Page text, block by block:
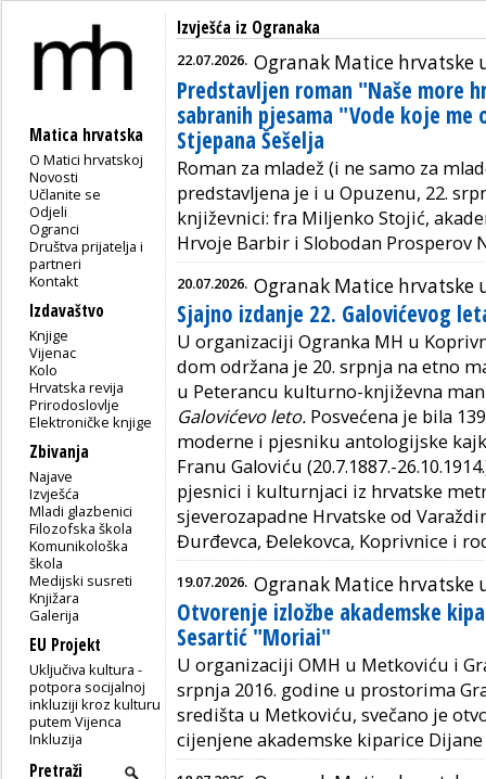
Matica hrvatska
O Matici hrvatskoj
Novosti
Učlanite se
Odjeli
Ogranci
Društva prijatelja i
partneri
Kontakt
Izdavaštvo
Knjige
Vijenac
Kolo
Hrvatska revija
Prirodoslovlje
Elektroničke knjige
Zbivanja
Najave
Izvješća
Mladi glazbenici
Filozofska škola
Komunikološka
škola
Medijski susreti
Knjižara
Galerija
EU Projekt
Uključiva kultura -
potpora socijalnoj
inkluziji kroz kulturu
putem Vijenca
Inkluzija
Izvješća iz Ogranaka
22.07.2026. Ogranak Matice hrvatske
Predstavljen roman "Naše more
sabranih pjesama "Vode koje me
Stjepana Šešelja
Roman za mladež (i ne samo za
predstavljena je i u Opuzenu, 22.
književnici: fra Miljenko Stojić,
Hrvoje Barbir i Slobodan Prosperov
20.07.2026. Ogranak Matice hrvatske
Sjajno izdanje 22. Galovićevog
U organizaciji Ogranka MH u
dom održana je 20. srpnja na etno
u Peterancu kulturno-književna
Galovićevo leto. Posvećena je bila
moderne i pjesniku antologijske
Franu Galoviću (20.7.1887.-
pjesnici i kulturnjaci iz hrvatske
sjeverozapadne Hrvatske od
Đurđevca, Đelekovca, Koprivnice i
19.07.2026. Ogranak Matice hrvatske
Otvorenje izložbe akademske
Sesartić "Moriai"
U organizaciji OMH u Metkoviću i
srpnja 2016. godine u prostorima
središta u Metkoviću, svečano je
cijenjene akademske kiparice